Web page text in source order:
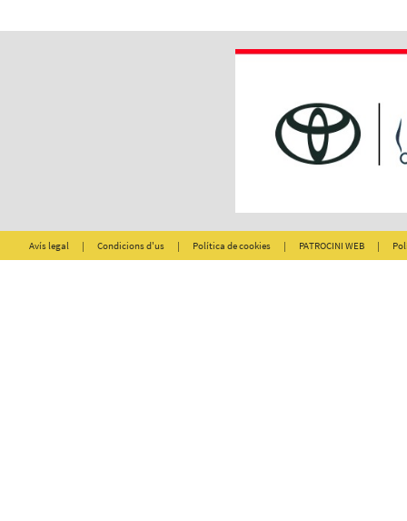
Avís legal | Condicions d'us | Política de cookies | PATROCINI WEB |